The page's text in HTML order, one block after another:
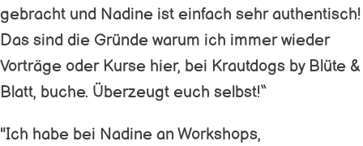
gebracht und Nadine ist einfach sehr authentisch!
Das sind die Gründe warum ich immer wieder
Vorträge oder Kurse hier, bei Krautdogs by Blüte &
Blatt, buche. Überzeugt euch selbst!“
"Ich habe bei Nadine an Workshops,